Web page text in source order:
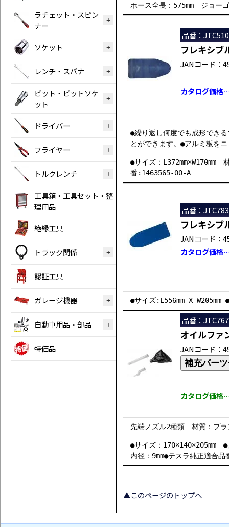
ラチェット・スピン
ナー
ソケット
レンチ・スパナ
ビット・ビットソケ
ット
ドライバー
プライヤー
トルクレンチ
工具箱・工具セット・整
理用品
絶縁工具
トラック関係
認証工具
ガレージ機器
自動車用品・部品
特価品
ホース全長：575mm ジョ
品番：
フレキシブ
JANコード：
カタログ価格
●繰り返し何度でも成形でき
とができます。●アルミ板を
●サイズ：
番:1463565-00-A
品番：
フレキシブ
JANコード：
カタログ価格
●サイズ:L556mm X W205mm
品番：
オイルファ
JANコード：
補充パー
カタログ価格
先端ノズル2種類 材質：プラ
●サイズ：170×140×205mm ●
内径：9mm●テスラ純正適合
▲このページのトップへ